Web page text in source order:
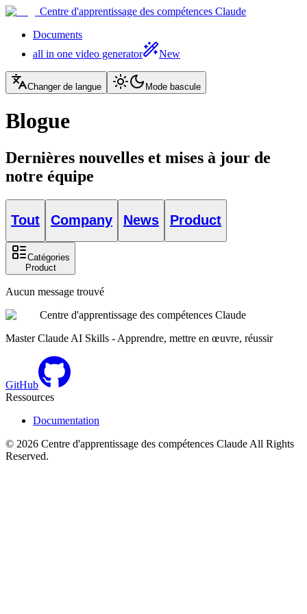
Centre d'apprentissage des compétences Claude
Documents
all in one video generator
New
Changer de langue Mode bascule
Blogue
Dernières nouvelles et mises à jour de
notre équipe
Tout Company News Product
Catégories
Product
Aucun message trouvé
Centre d'apprentissage des compétences Claude
Master Claude AI Skills - Apprendre, mettre en œuvre, réussir
GitHub
Ressources
Documentation
© 2026 Centre d'apprentissage des compétences Claude All Rights
Reserved.